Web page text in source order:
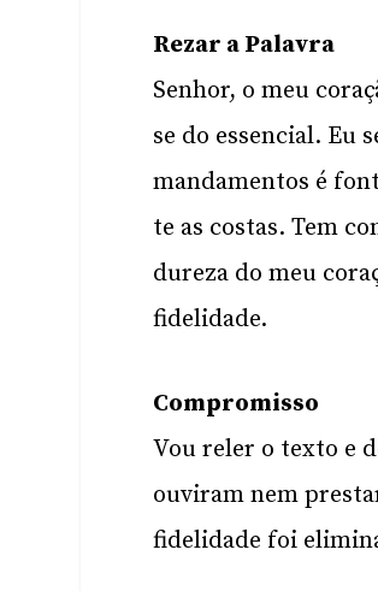
Rezar a Palavra
Senhor, o meu
se do essencial. Eu
mandamentos é
te as costas. Tem
dureza do meu
fidelidade.
Compromisso
Vou reler o texto e
ouviram nem
fidelidade foi